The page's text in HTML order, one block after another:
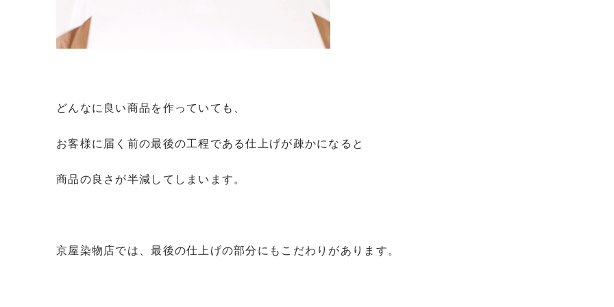
どんなに良い商品を作っていても、
お客様に届く前の最後の工程である仕上げが疎かになると
商品の良さが半減してしまいます。
京屋染物店では、最後の仕上げの部分にもこだわりがあります。